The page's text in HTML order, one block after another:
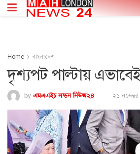
Home বাংলাদেশ
দৃশ্যপট পাল্টায়
by এমএএইচ লন্ডন নিউজ২৪ ২১